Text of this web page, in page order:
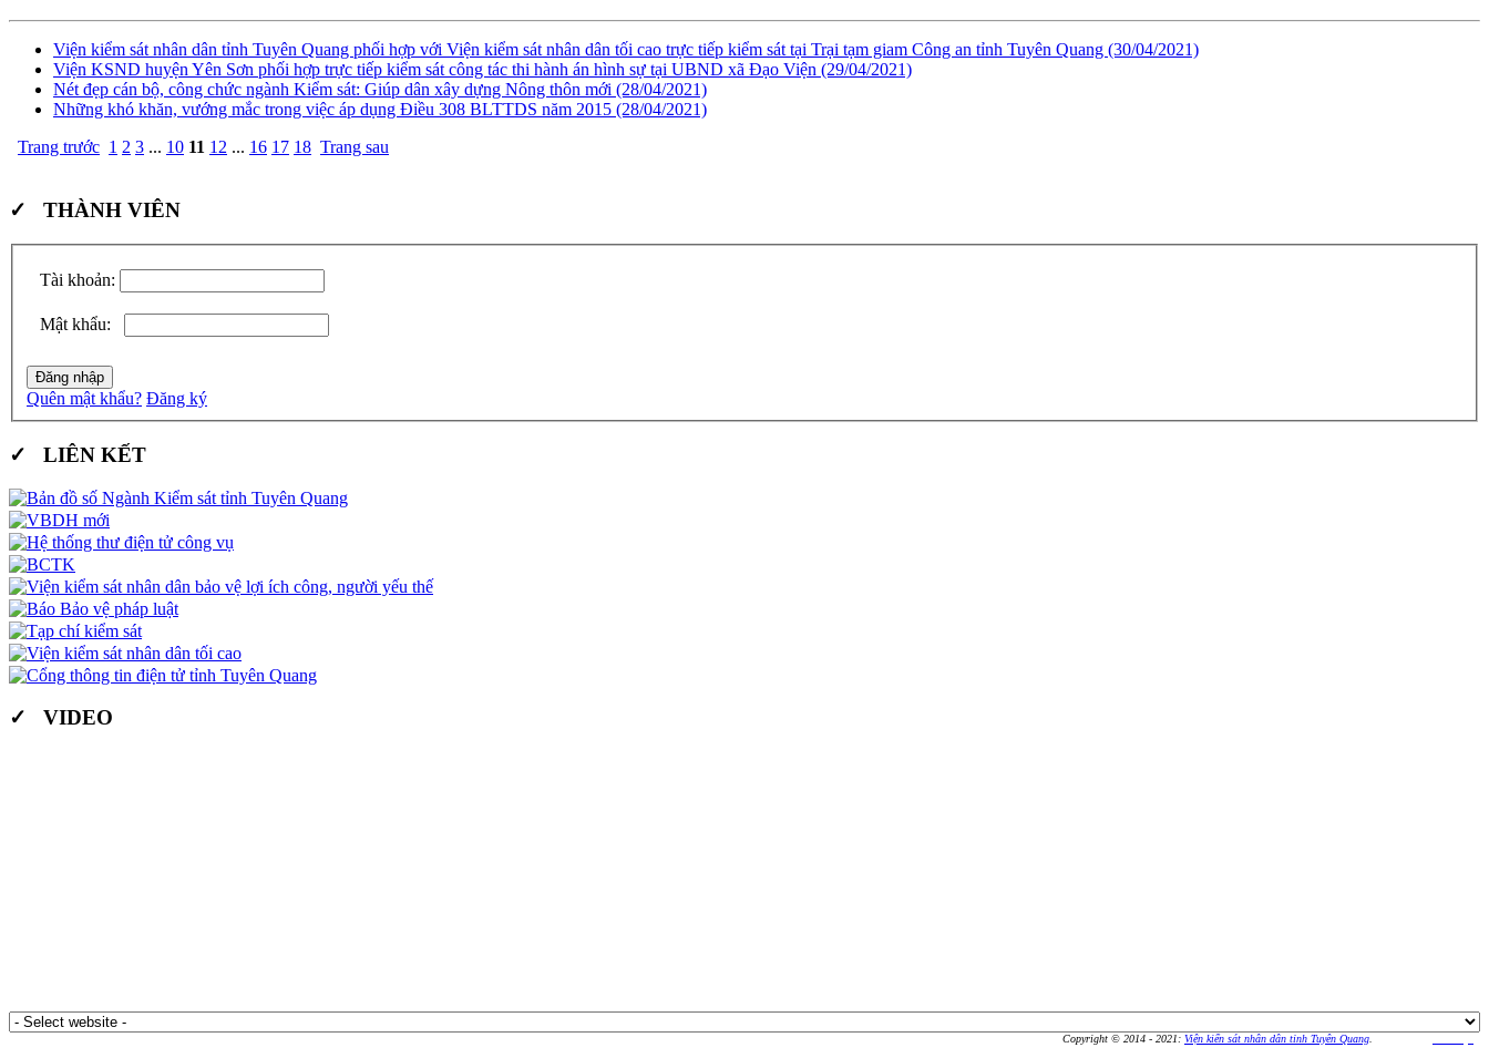
Viện kiểm sát nhân dân tỉnh Tuyên Quang phối hợp với Viện kiểm sát nhân dân tối cao trực tiếp kiểm sát tại Trại tạm giam Công an tỉnh Tuyên Quang (30/04/2021)
Viện KSND huyện Yên Sơn phối hợp trực tiếp kiểm sát công tác thi hành án hình sự tại UBND xã Đạo Viện (29/04/2021)
Nét đẹp cán bộ, công chức ngành Kiểm sát: Giúp dân xây dựng Nông thôn mới (28/04/2021)
Những khó khăn, vướng mắc trong việc áp dụng Điều 308 BLTTDS năm 2015 (28/04/2021)
Trang trước 1 2 3 ... 10 11 12 ... 16 17 18 Trang sau
✓ THÀNH VIÊN
Tài khoản:
Mật khẩu:
Quên mật khẩu? Đăng ký
✓ LIÊN KẾT
✓ VIDEO
Copyright © 2014 - 2021: Viện kiển sát nhân dân tỉnh Tuyên Quang